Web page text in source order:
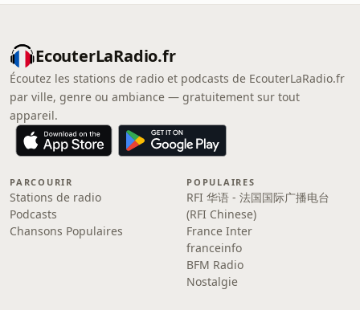
EcouterLaRadio.fr
Écoutez les stations de radio et podcasts de EcouterLaRadio.fr
par ville, genre ou ambiance — gratuitement sur tout
appareil.
PARCOURIR
Stations de radio
Podcasts
Chansons Populaires
POPULAIRES
RFI 华语 - 法国国际广播电台
(RFI Chinese)
France Inter
franceinfo
BFM Radio
Nostalgie